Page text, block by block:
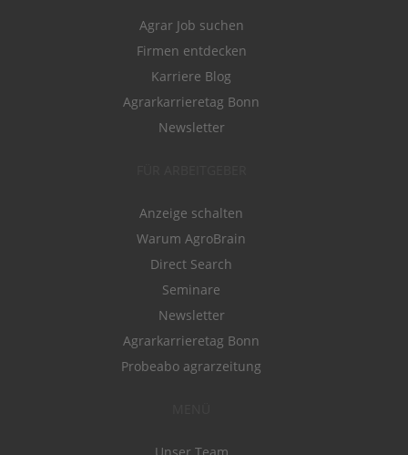
Agrar Job suchen
Firmen entdecken
Karriere Blog
Agrarkarrieretag Bonn
Newsletter
Anzeige schalten
Warum AgroBrain
Direct Search
Seminare
Newsletter
Agrarkarrieretag Bonn
Probeabo agrarzeitung